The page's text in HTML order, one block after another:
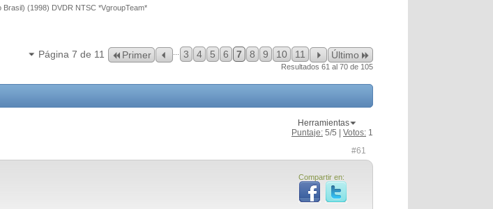
(1998) DVDR NTSC *VgroupTeam*
Página 7 de 11 Primer 3 4 5 6 7 8 9 10 11 Último
Resultados 61 al 70 de 105
Herramientas
Puntaje: 5/5 | Votos: 1
#61
Compartir en: